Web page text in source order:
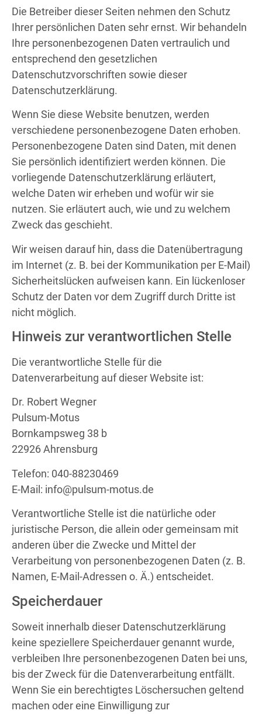
Die Betreiber dieser Seiten nehmen den Schutz
Ihrer persönlichen Daten sehr ernst. Wir behandeln
Ihre personenbezogenen Daten vertraulich und
entsprechend den gesetzlichen
Datenschutzvorschriften sowie dieser
Datenschutzerklärung.
Wenn Sie diese Website benutzen, werden
verschiedene personenbezogene Daten erhoben.
Personenbezogene Daten sind Daten, mit denen
Sie persönlich identifiziert werden können. Die
vorliegende Datenschutzerklärung erläutert,
welche Daten wir erheben und wofür wir sie
nutzen. Sie erläutert auch, wie und zu welchem
Zweck das geschieht.
Wir weisen darauf hin, dass die Datenübertragung
im Internet (z. B. bei der Kommunikation per E-Mail)
Sicherheitslücken aufweisen kann. Ein lückenloser
Schutz der Daten vor dem Zugriff durch Dritte ist
nicht möglich.
Hinweis zur verantwortlichen Stelle
Die verantwortliche Stelle für die
Datenverarbeitung auf dieser Website ist:
Dr. Robert Wegner
Pulsum-Motus
Bornkampsweg 38 b
22926 Ahrensburg
Telefon: 040-88230469
E-Mail: info@pulsum-motus.de
Verantwortliche Stelle ist die natürliche oder
juristische Person, die allein oder gemeinsam mit
anderen über die Zwecke und Mittel der
Verarbeitung von personenbezogenen Daten (z. B.
Namen, E-Mail-Adressen o. Ä.) entscheidet.
Speicherdauer
Soweit innerhalb dieser Datenschutzerklärung
keine speziellere Speicherdauer genannt wurde,
verbleiben Ihre personenbezogenen Daten bei uns,
bis der Zweck für die Datenverarbeitung entfällt.
Wenn Sie ein berechtigtes Löschersuchen geltend
machen oder eine Einwilligung zur